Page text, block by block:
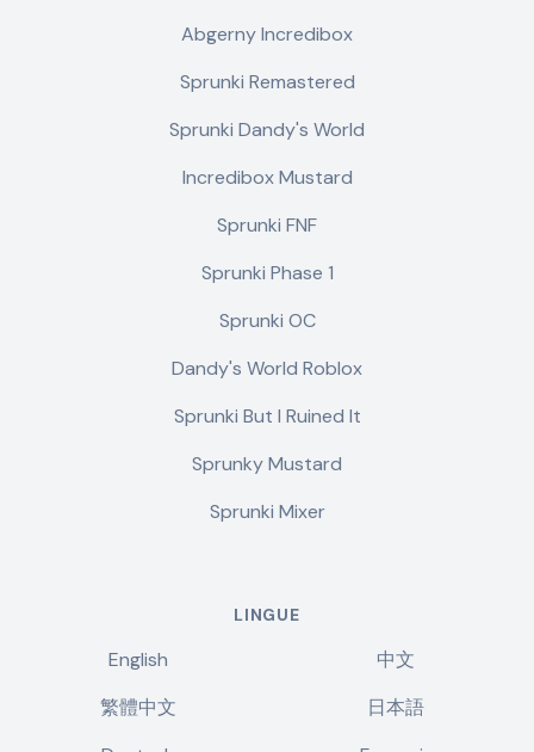
Abgerny Incredibox
Sprunki Remastered
Sprunki Dandy's World
Incredibox Mustard
Sprunki FNF
Sprunki Phase 1
Sprunki OC
Dandy's World Roblox
Sprunki But I Ruined It
Sprunky Mustard
Sprunki Mixer
LINGUE
English
中文
繁體中文
日本語